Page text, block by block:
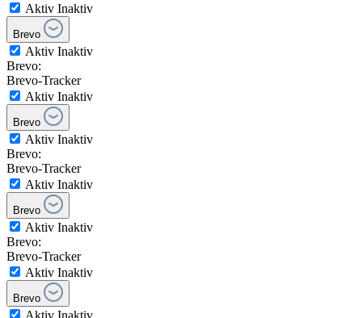
Aktiv Inaktiv
Brevo
Aktiv Inaktiv
Brevo:
Brevo-Tracker
Aktiv Inaktiv
Brevo
Aktiv Inaktiv
Brevo:
Brevo-Tracker
Aktiv Inaktiv
Brevo
Aktiv Inaktiv
Brevo:
Brevo-Tracker
Aktiv Inaktiv
Brevo
Aktiv Inaktiv